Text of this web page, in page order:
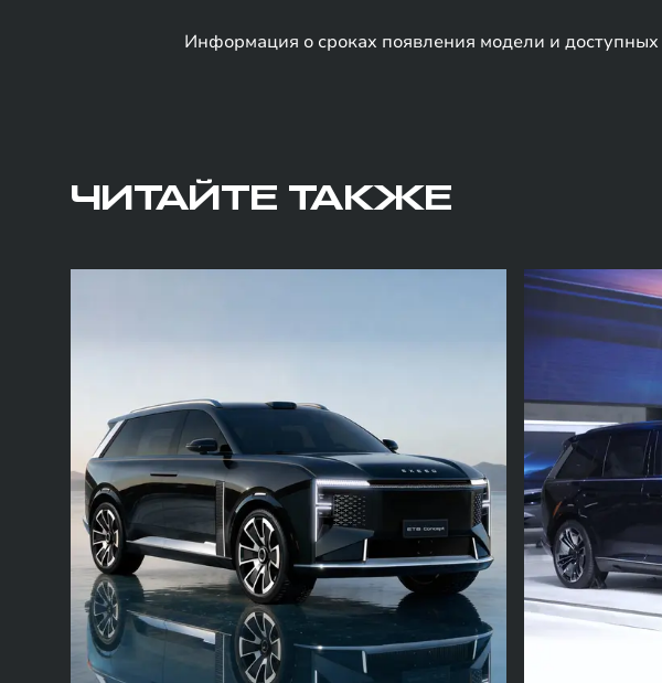
Информация о сроках появления модели и
ЧИТАЙТЕ ТАКЖЕ